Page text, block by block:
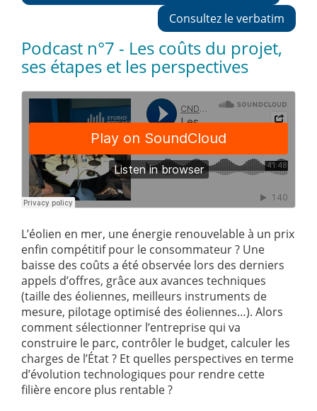
Consultez le verbatim
Podcast n°7 - Les coûts du projet,
ses étapes et les perspectives
L’éolien en mer, une énergie renouvelable à un prix
enfin compétitif pour le consommateur ? Une
baisse des coûts a été observée lors des derniers
appels d’offres, grâce aux avances techniques
(taille des éoliennes, meilleurs instruments de
mesure, pilotage optimisé des éoliennes…). Alors
comment sélectionner l’entreprise qui va
construire le parc, contrôler le budget, calculer les
charges de l’État ? Et quelles perspectives en terme
d’évolution technologiques pour rendre cette
filière encore plus rentable ?